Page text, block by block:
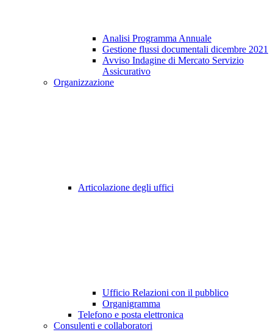
Analisi Programma Annuale
Gestione flussi documentali dicembre 2021
Avviso Indagine di Mercato Servizio
Assicurativo
Organizzazione
Articolazione degli uffici
Ufficio Relazioni con il pubblico
Organigramma
Telefono e posta elettronica
Consulenti e collaboratori